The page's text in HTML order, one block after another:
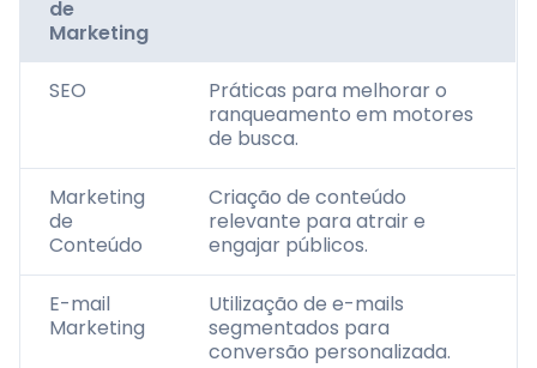
de
Marketing
SEO
Práticas para melhorar o
ranqueamento em motores
de busca.
Marketing
de
Conteúdo
Criação de conteúdo
relevante para atrair e
engajar públicos.
E-mail
Marketing
Utilização de e-mails
segmentados para
conversão personalizada.